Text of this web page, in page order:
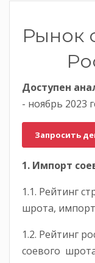
Рынок
Доступен
- ноябрь 2023
Запросить
1. Импорт
1.1. Рейтинг
шрота,
1.2. Рейтинг
соевого